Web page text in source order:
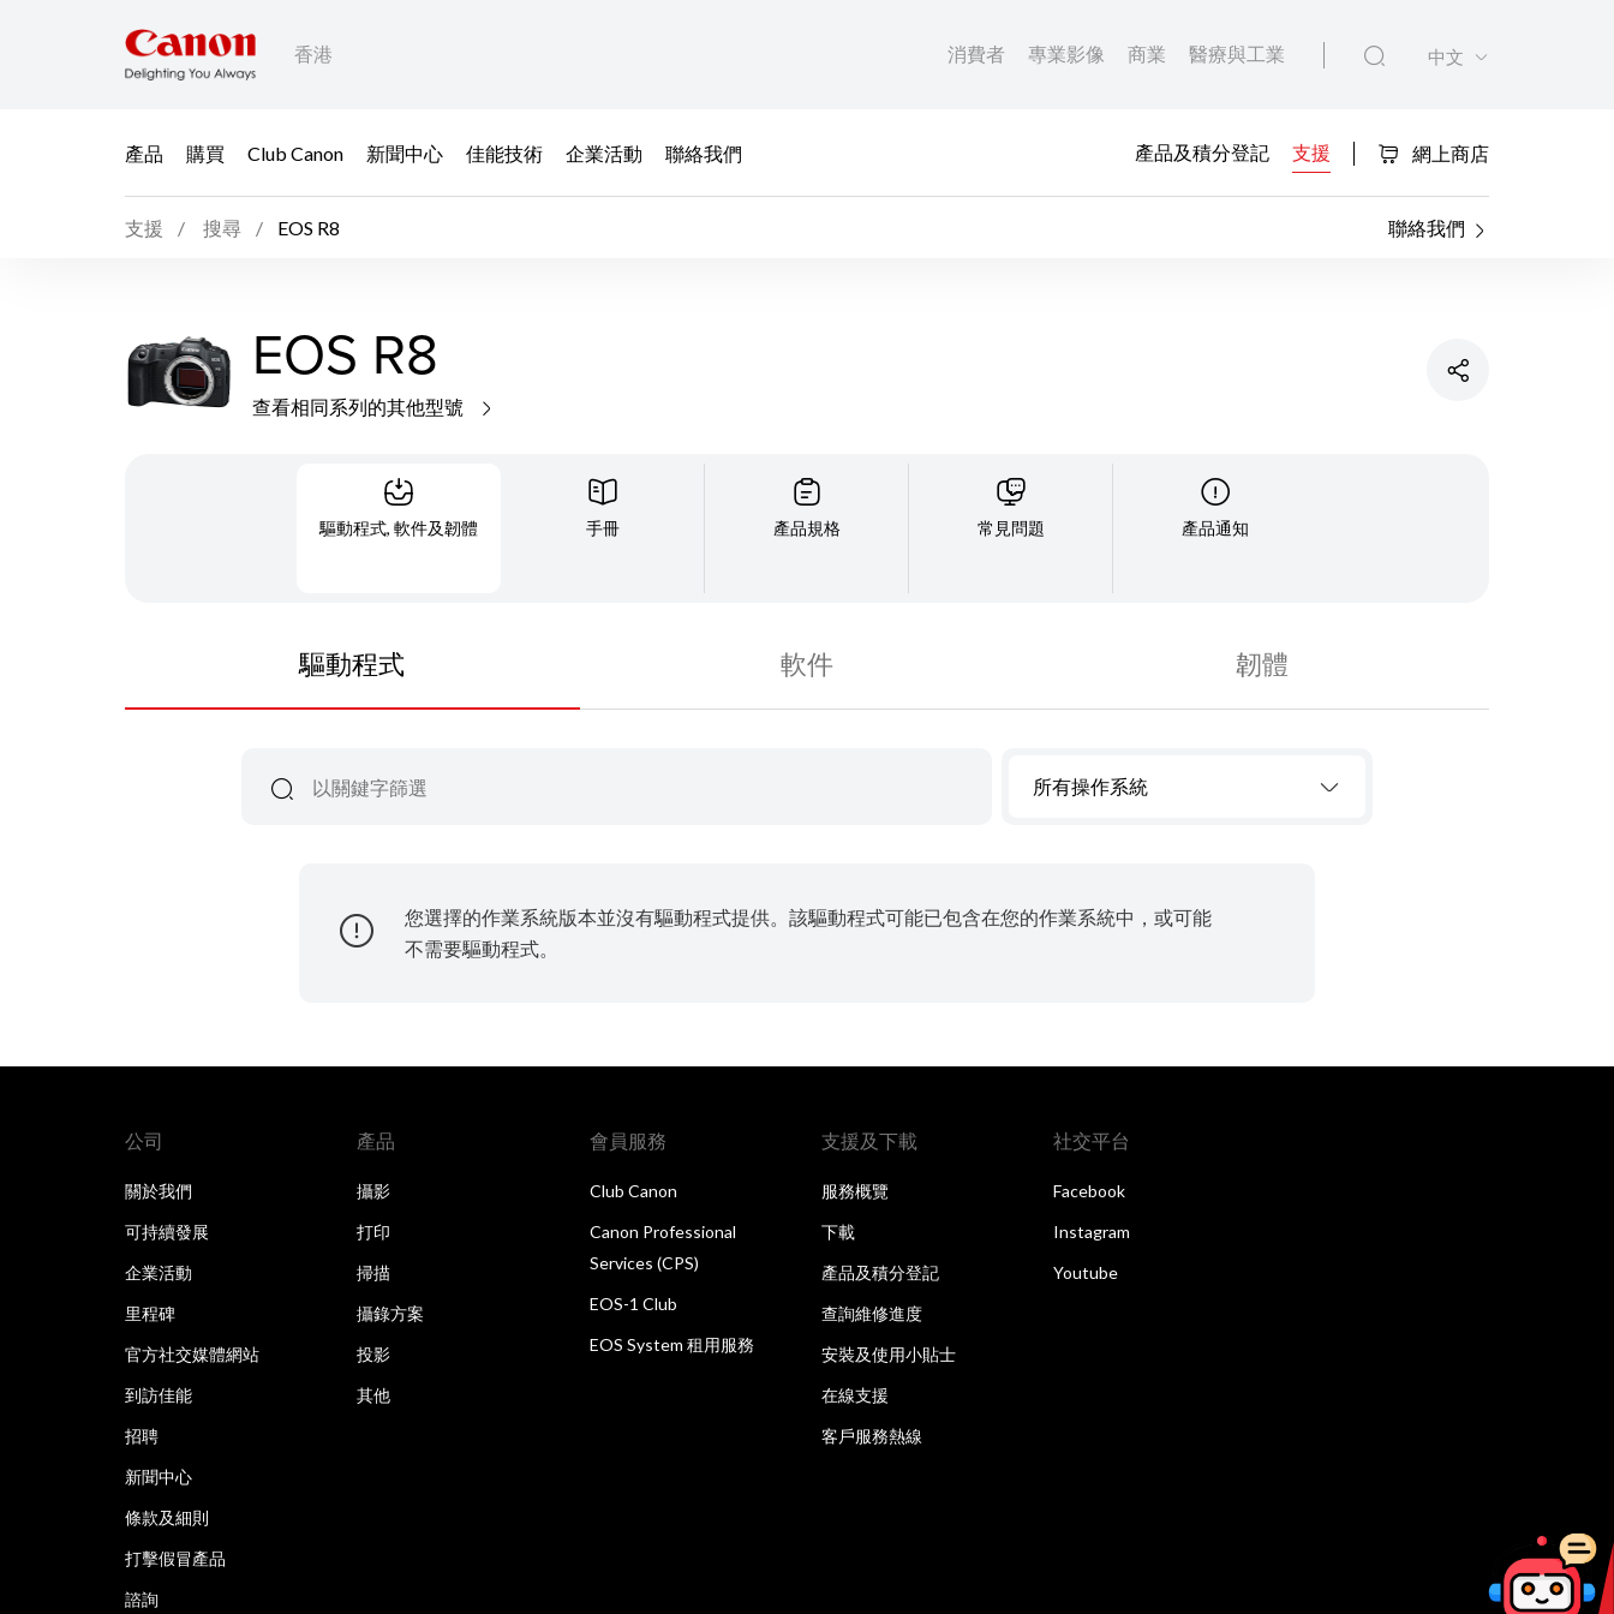
香港 消費者 專業影像 商業 醫療與工業 中文
產品 購買 Club Canon 新聞中心 佳能技術 企業活動 聯絡我們 產品及積分登記 支援 網上商店
支援 搜尋 EOS R8 聯絡我們
EOS R8
查看相同系列的其他型號
驅動程式, 軟件及韌體 手冊 產品規格 常見問題 產品通知
驅動程式 軟件 韌體
所有操作系統
您選擇的作業系統版本並沒有驅動程式提供。該驅動程式可能已包含在您的作業系統中，或可能
不需要驅動程式。
公司
關於我們
可持續發展
企業活動
里程碑
官方社交媒體網站
到訪佳能
招聘
新聞中心
條款及細則
打擊假冒產品
諮詢
產品
攝影
打印
掃描
攝錄方案
投影
其他
會員服務
Club Canon
Canon Professional
Services (CPS)
EOS-1 Club
EOS System 租用服務
支援及下載
服務概覽
下載
產品及積分登記
查詢維修進度
安裝及使用小貼士
在線支援
客戶服務熱線
社交平台
Facebook
Instagram
Youtube